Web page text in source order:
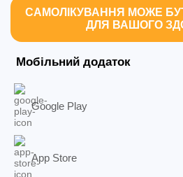
САМОЛІКУВАННЯ МОЖЕ
ДЛЯ ВАШОГО
Мобільний додаток
Google Play
App Store